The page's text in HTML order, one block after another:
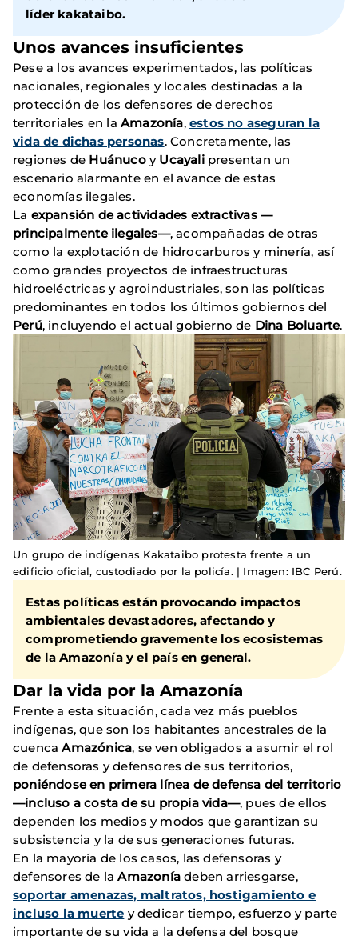
líder kakataibo.
Unos avances insuficientes
Pese a los avances experimentados, las políticas
nacionales, regionales y locales destinadas a la
protección de los defensores de derechos
territoriales en la Amazonía,estos no aseguran la
vida de dichas personas. Concretamente, las
regiones de Huánucoy Ucayali presentan un
escenario alarmante en el avance de estas
economías ilegales.
La expansión de actividades extractivas —
principalmente ilegales—, acompañadas de otras
como la explotación de hidrocarburos y minería, así
como grandes proyectos de infraestructuras
hidroeléctricas y agroindustriales, son las políticas
predominantes en todos los últimos gobiernos del
Perú, incluyendo el actual gobierno de Dina Boluarte.
Un grupo de indígenas Kakataibo protesta frente a un
edificio oficial, custodiado por la policía. | Imagen: IBC Perú.
Estas políticas están provocando impactos
ambientales devastadores, afectando y
comprometiendo gravemente los ecosistemas
de la Amazonía y el país en general.
Dar la vida por la Amazonía
Frente a esta situación, cada vez más pueblos
indígenas, que son los habitantes ancestrales de la
cuencaAmazónica, se ven obligados a asumir el rol
de defensoras y defensores de sus territorios,
poniéndose en primera línea de defensa del territorio
—incluso a costa de su propia vida—, pues de ellos
dependen los medios y modos que garantizan su
subsistencia y la de sus generaciones futuras.
En la mayoría de los casos, las defensoras y
defensores de laAmazonía deben arriesgarse,
soportar amenazas, maltratos, hostigamiento e
incluso la muerte y dedicar tiempo, esfuerzo y parte
importante de su vida a la defensa del bosque